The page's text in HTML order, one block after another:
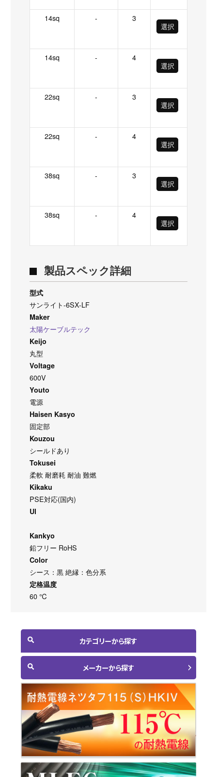
14sq -
3
選択
14sq -
4
選択
22sq -
3
選択
22sq -
4
選択
38sq -
3
選択
38sq -
4
選択
製品スペック詳細
型式
サンライト-6SX-LF
Maker
太陽ケーブルテック
Keijo
丸型
Voltage
600V
Youto
電源
Haisen Kasyo
固定部
Kouzou
シールドあり
Tokusei
柔軟 耐磨耗 耐油 難燃
Kikaku
PSE対応(国内)
Ul
Kankyo
鉛フリー RoHS
Color
シース：黒 絶縁：色分系
定格温度
60 ℃
カテゴリーから探す
メーカーから探す